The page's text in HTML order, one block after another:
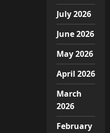
July 2026
June 2026
May 2026
April 2026
March
2026
February